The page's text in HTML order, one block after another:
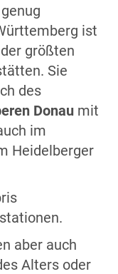
ist
größten
Sie
des
Donau mit
im
Heidelberger
aber auch
Alters oder